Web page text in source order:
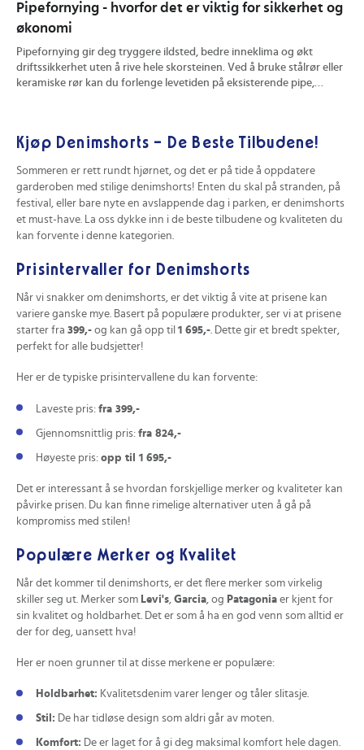
Pipefornying - hvorfor det er viktig for sikkerhet og
økonomi
Pipefornying gir deg tryggere ildsted, bedre inneklima og økt
driftssikkerhet uten å rive hele skorsteinen. Ved å bruke stålrør eller
keramiske rør kan du forlenge levetiden på eksisterende pipe,
Kjøp Denimshorts – De Beste Tilbudene!
Sommeren er rett rundt hjørnet, og det er på tide å oppdatere
garderoben med stilige denimshorts! Enten du skal på stranden, på
festival, eller bare nyte en avslappende dag i parken, er denimshorts
et must-have. La oss dykke inn i de beste tilbudene og kvaliteten du
kan forvente i denne kategorien.
Prisintervaller for Denimshorts
Når vi snakker om denimshorts, er det viktig å vite at prisene kan
variere ganske mye. Basert på populære produkter, ser vi at prisene
starter fra 399,- og kan gå opp til 1 695,-. Dette gir et bredt spekter,
perfekt for alle budsjetter!
Her er de typiske prisintervallene du kan forvente:
Laveste pris: fra 399,-
Gjennomsnittlig pris: fra 824,-
Høyeste pris: opp til 1 695,-
Det er interessant å se hvordan forskjellige merker og kvaliteter kan
påvirke prisen. Du kan finne rimelige alternativer uten å gå på
kompromiss med stilen!
Populære Merker og Kvalitet
Når det kommer til denimshorts, er det flere merker som virkelig
skiller seg ut. Merker som Levi's, Garcia, og Patagonia er kjent for
sin kvalitet og holdbarhet. Det er som å ha en god venn som alltid er
der for deg, uansett hva!
Her er noen grunner til at disse merkene er populære:
Holdbarhet: Kvalitetsdenim varer lenger og tåler slitasje.
Stil: De har tidløse design som aldri går av moten.
Komfort: De er laget for å gi deg maksimal komfort hele dagen.